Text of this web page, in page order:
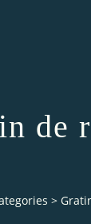
de
>